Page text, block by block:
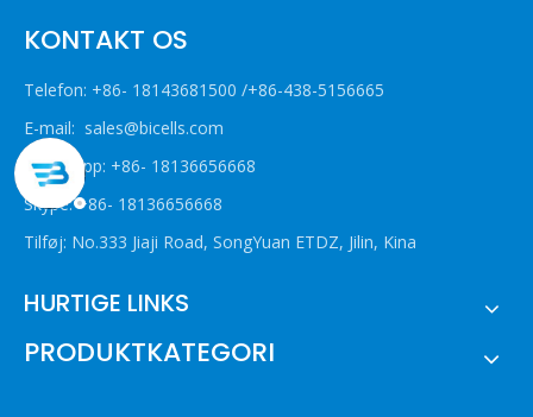
KONTAKT OS
Telefon: +86- 18143681500 /+86-438-5156665
E-mail: sales@bicells.com
WhatsApp: +86- 18136656668
Skype: +86- 18136656668
Tilføj: No.333 Jiaji Road, SongYuan ETDZ, Jilin, Kina
HURTIGE LINKS
PRODUKTKATEGORI